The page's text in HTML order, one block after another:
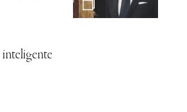
inteligente